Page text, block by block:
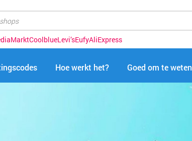
CoolblueLevi’sEufyAliExpress
Hoe werkt het? Goed om te weten